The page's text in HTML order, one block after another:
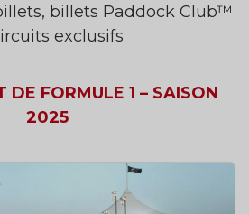
billets Paddock Club™
exclusifs
DE FORMULE 1 – SAISON
2025